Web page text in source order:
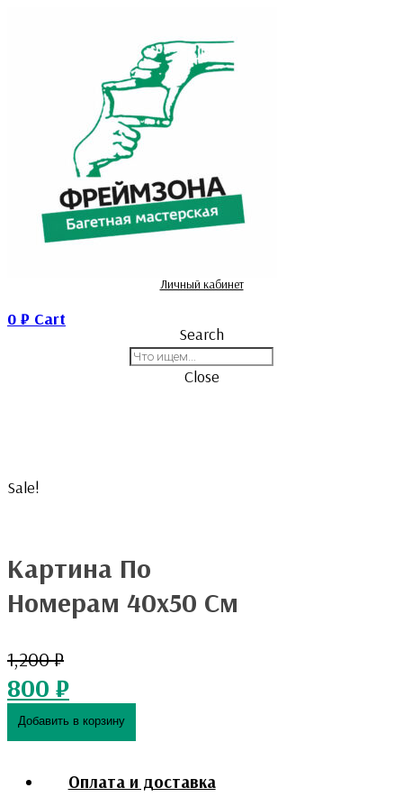
Личный кабинет
0 ₽ Cart
Search
Close
Sale!
Картина По
Номерам 40х50 См
1,200₽
800 ₽
Добавить в корзину
Оплата и доставка